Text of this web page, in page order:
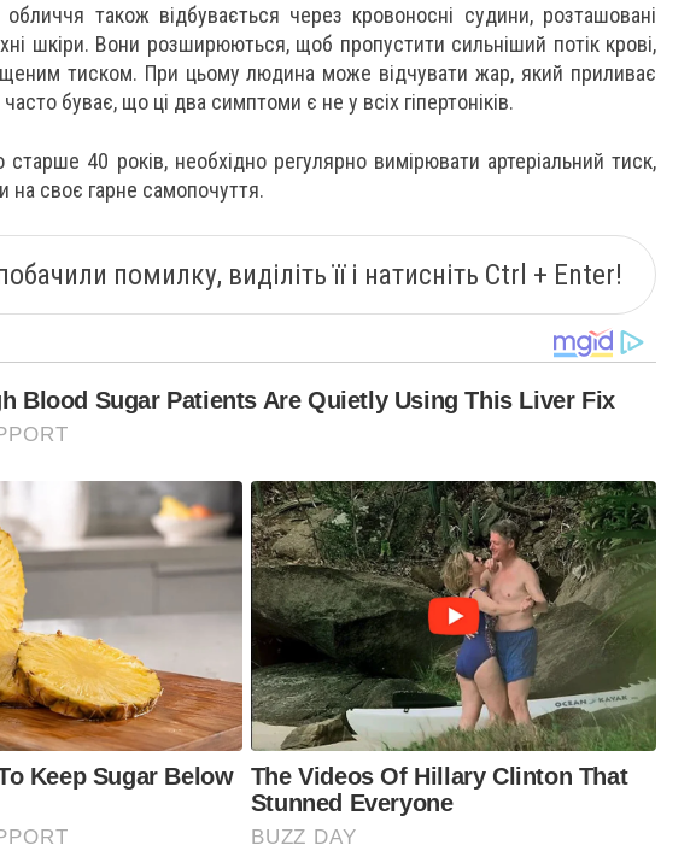
обличчя також відбувається через кровоносні судини, розташовані
шкіри. Вони розширюються, щоб пропустити сильніший потік крові,
тиском. При цьому людина може відчувати жар, який приливає
буває, що ці два симптоми є не у всіх гіпертоніків.
старше 40 років, необхідно регулярно вимірювати артеріальний тиск,
на своє гарне самопочуття.
помилку, виділіть її і натисніть Ctrl + Enter!
Blood Sugar Patients Are Quietly Using This Liver Fix
Keep Sugar Below
The Videos Of Hillary Clinton That
Stunned Everyone
BUZZ DAY